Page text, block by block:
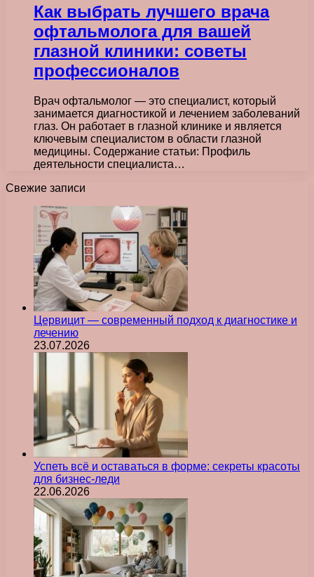
Как выбрать лучшего врача
офтальмолога для вашей
глазной клиники: советы
профессионалов
Врач офтальмолог — это специалист, который
занимается диагностикой и лечением заболеваний
глаз. Он работает в глазной клинике и является
ключевым специалистом в области глазной
медицины. Содержание статьи: Профиль
деятельности специалиста…
Свежие записи
Цервицит — современный подход к диагностике и
лечению
23.07.2026
Успеть всё и оставаться в форме: секреты красоты
для бизнес-леди
22.06.2026